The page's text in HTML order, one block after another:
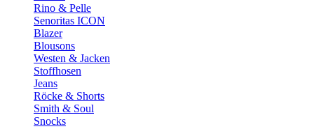
Rino & Pelle
Senoritas ICON
Blazer
Blousons
Westen & Jacken
Stoffhosen
Jeans
Röcke & Shorts
Smith & Soul
Snocks